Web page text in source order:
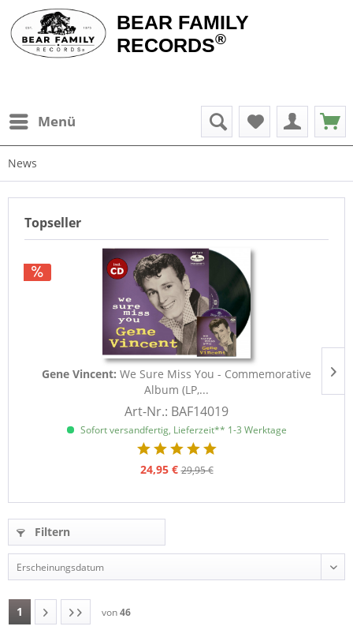
BEAR FAMILY
RECORDS®
Menü
News
Topseller
Gene Vincent: We Sure Miss You - Commemorative
Album (LP,...
Art-Nr.: BAF14019
Sofort versandfertig, Lieferzeit** 1-3 Werktage
24,95 € 29,95 €
Filtern
1 von46